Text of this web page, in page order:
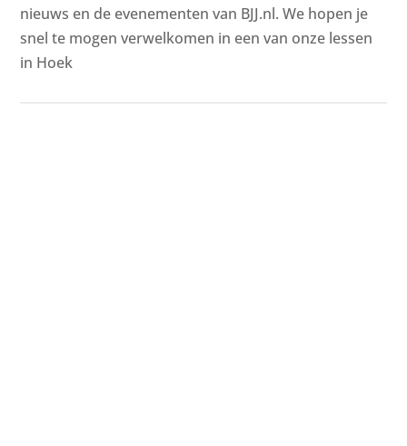
nieuws en de evenementen van BJJ.nl. We hopen je
snel te mogen verwelkomen in een van onze lessen
in Hoek